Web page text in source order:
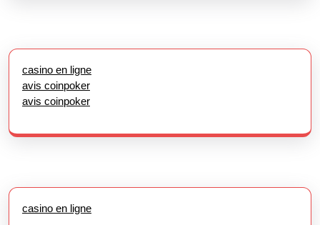
casino en ligne
avis coinpoker
avis coinpoker
casino en ligne